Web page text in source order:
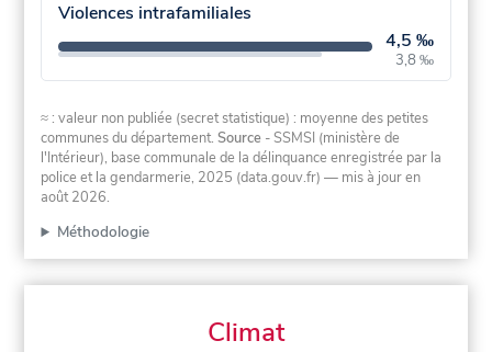
Violences intrafamiliales
4,5 ‰
3,8 ‰
≈ : valeur non publiée (secret statistique) : moyenne des petites
communes du département.Source - SSMSI (ministère de
l'Intérieur), base communale de la délinquance enregistrée par la
police et la gendarmerie, 2025 (data.gouv.fr) — mis à jour en
août 2026.
Méthodologie
Climat